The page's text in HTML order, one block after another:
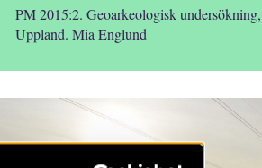
PM 2015:2. Geoarkeologisk undersökning,
Uppland. Mia Englund